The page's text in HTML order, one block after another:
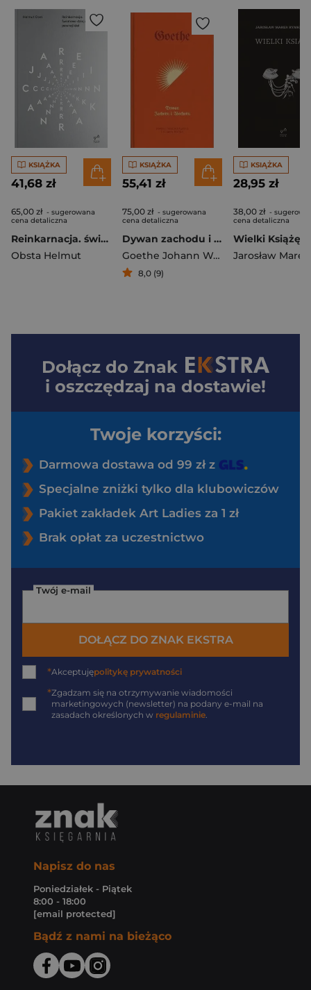
KSIĄŻKA
41,68 zł
65,00 zł - sugerowana
cena detaliczna
Reinkarnacja. światowe dzieje pewnej idei
Obsta Helmut
KSIĄŻKA
55,41 zł
75,00 zł - sugerowana
cena detaliczna
Dywan zachodu i wschodu
Goethe Johann Wolfgang von
8,0 (9)
KSIĄŻKA
28,95 zł
38,00 zł -
cena detaliczna
Wielki Książę
Dołącz do Znak
i oszczędzaj na dostawie!
Twoje korzyści:
Darmowa dostawa od 99 zł z
Specjalne zniżki tylko dla klubowiczów
Pakiet zakładek Art Ladies za 1 zł
Brak opłat za uczestnictwo
Twój e-mail
DOŁĄCZ DO ZNAK EKSTRA
*Akceptujępolitykę prywatności
*Zgadzam się na otrzymywanie wiadomości
marketingowych (newsletter) na podany e-mail na
zasadach określonych w regulaminie.
Napisz do nas
Poniedziałek - Piątek
8:00 - 18:00
[email protected]
Bądź z nami na bieżąco